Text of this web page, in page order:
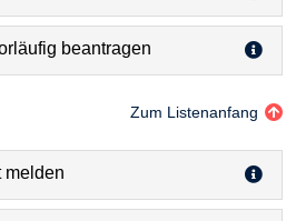
beantragen
Zum Listenanfang
melden